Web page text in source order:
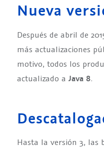
Nueva
Después de abril de
más actualizaciones
motivo, todos los
actualizado a Java 8.
Hasta la versión 3, las